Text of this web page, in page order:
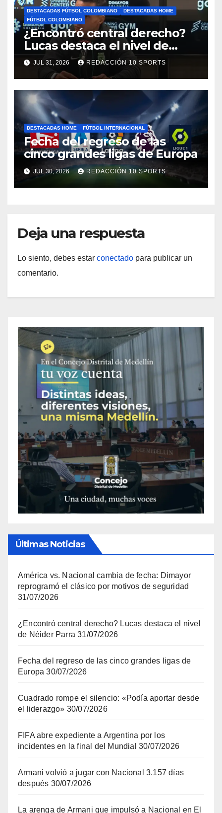
DESTACADAS FÚTBOL COLOMBIANO
DESTACADAS HOME
FÚTBOL COLOMBIANO
¿Encontró central derecho?
Lucas destaca el nivel de
Néider Parra
JUL 31, 2026 REDACCIÓN 10 SPORTS
DESTACADAS HOME FÚTBOL INTERNACIONAL
Fecha del regreso de las
cinco grandes ligas de Europa
JUL 30, 2026 REDACCIÓN 10 SPORTS
Deja una respuesta
Lo siento, debes estar conectado para publicar un
comentario.
Últimas Noticias
América vs. Nacional cambia de fecha: Dimayor
reprogramó el clásico por motivos de seguridad
31/07/2026
¿Encontró central derecho? Lucas destaca el nivel
de Néider Parra 31/07/2026
Fecha del regreso de las cinco grandes ligas de
Europa 30/07/2026
Cuadrado rompe el silencio: «Podía aportar desde
el liderazgo» 30/07/2026
FIFA abre expediente a Argentina por los
incidentes en la final del Mundial 30/07/2026
Armani volvió a jugar con Nacional 3.157 días
después 30/07/2026
La arenga de Armani que impulsó a Nacional en El